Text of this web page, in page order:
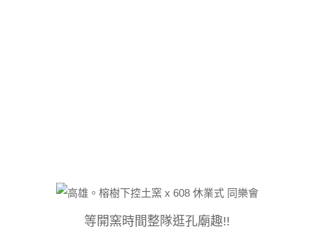
等開窯時間整隊逛孔廟趣!!